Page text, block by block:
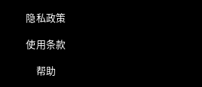
隐私政策
使用条款
帮助